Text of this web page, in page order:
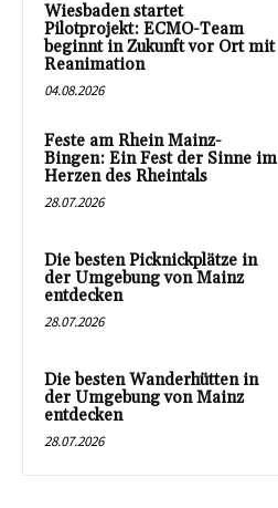
Wiesbaden startet
Pilotprojekt: ECMO-Team
beginnt in Zukunft vor Ort mit
Reanimation
04.08.2026
Feste am Rhein Mainz-
Bingen: Ein Fest der Sinne im
Herzen des Rheintals
28.07.2026
Die besten Picknickplätze in
der Umgebung von Mainz
entdecken
28.07.2026
Die besten Wanderhütten in
der Umgebung von Mainz
entdecken
28.07.2026